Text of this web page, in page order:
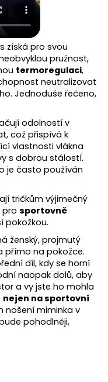
získá pro svou
pružnost,
termoregulaci,
neutralizovat
Jednoduše řečeno,
odolností v
což přispívá k
vlastnosti vlákna
s dobrou stálostí.
je často používán
tričkům výjimečný
pro sportovně
pokožkou.
ženský, projmutý
přímo na pokožce.
díl, kdy se horní
naopak dolů, aby
a vy jste ho mohla
nejen na sportovní
nošení miminka v
pohodlněji,